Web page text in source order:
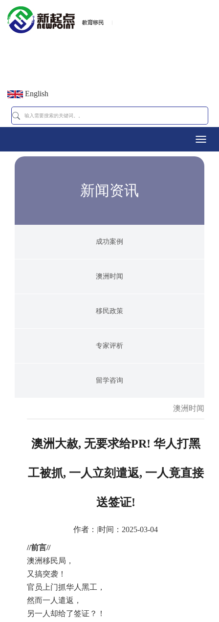
English
新闻资讯
成功案例
澳洲时闻
移民政策
专家评析
留学咨询
澳洲时闻
澳洲大赦, 无要求给PR! 华人打黑
工被抓, 一人立刻遣返, 一人竟直接
送签证!
作者： |时间：2025-03-04
//前言//
澳洲移民局，
又搞突袭！
官员上门抓华人黑工，
然而一人遣返，
另一人却给了签证？！